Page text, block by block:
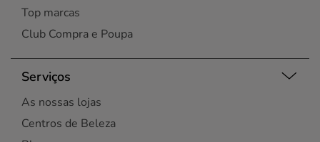
Top marcas
Club Compra e Poupa
Serviços
As nossas lojas
Centros de Beleza